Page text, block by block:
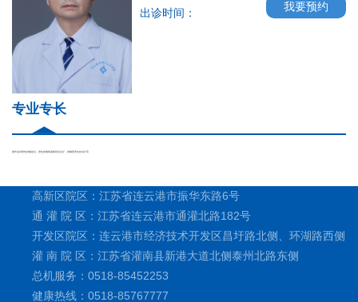
出诊时间：
我要预约
专业专长
擅长各种恶性肿瘤诊治，恶性肿瘤疼痛规范化治疗，肿瘤营养支持治疗等
高新区院区：江苏省连云港市振华东路6号
通 灌 院 区：江苏省连云港市通灌北路182号
开发区院区：连云港市经济技术开发区昌圩路北侧、环湖路西侧
灌 南 院 区：江苏省灌南县新港大道北侧泰州北路东侧
总机服务：0518-85452253
健康热线：0518-85767777